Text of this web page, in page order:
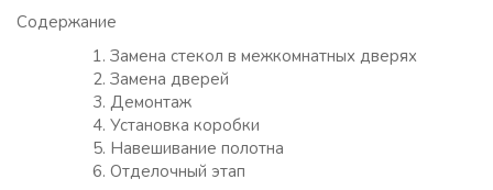
Содержание
Замена стекол в межкомнатных дверях
Замена дверей
Демонтаж
Установка коробки
Навешивание полотна
Отделочный этап